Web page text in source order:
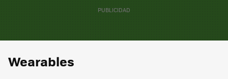
Wearables